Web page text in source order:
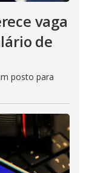
vaga
de
posto para